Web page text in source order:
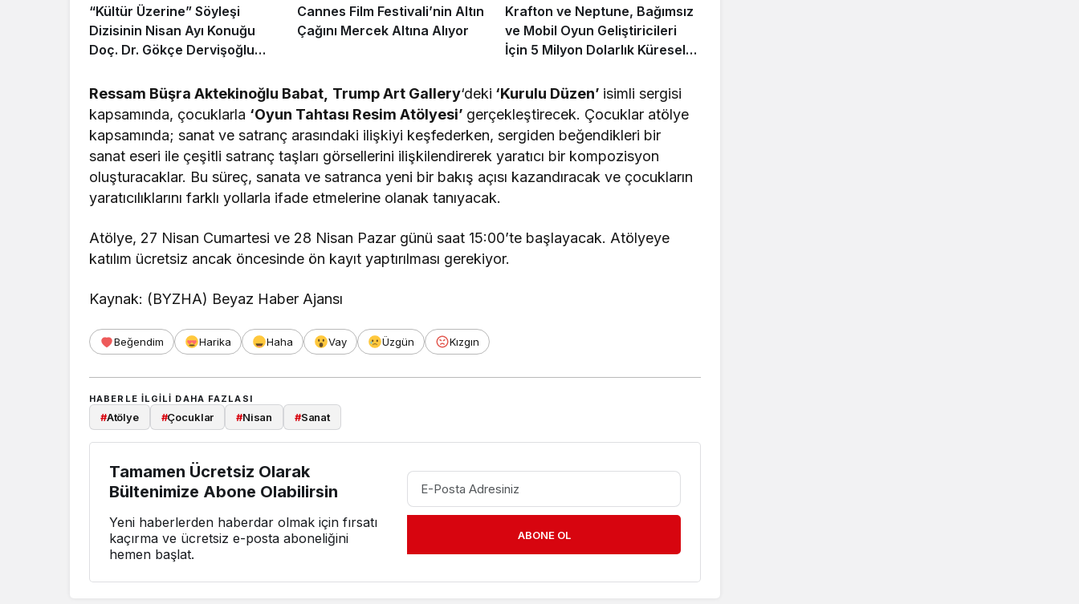
“Kültür Üzerine” Söyleşi
Dizisinin Nisan Ayı Konuğu
Doç. Dr. Gökçe Dervişoğlu
Cannes Film Festivali’nin Altın
Çağını Mercek Altına Alıyor
Krafton ve Neptune, Bağımsız
ve Mobil Oyun Geliştiricileri
İçin 5 Milyon Dolarlık Küresel
Ressam Büşra Aktekinoğlu Babat, Trump Art Gallery‘deki ‘Kurulu Düzen’ isimli sergisi
kapsamında, çocuklarla ‘Oyun Tahtası Resim Atölyesi’ gerçekleştirecek. Çocuklar atölye
kapsamında; sanat ve satranç arasındaki ilişkiyi keşfederken, sergiden beğendikleri bir
sanat eseri ile çeşitli satranç taşları görsellerini ilişkilendirerek yaratıcı bir kompozisyon
oluşturacaklar. Bu süreç, sanata ve satranca yeni bir bakış açısı kazandıracak ve çocukların
yaratıcılıklarını farklı yollarla ifade etmelerine olanak tanıyacak.
Atölye, 27 Nisan Cumartesi ve 28 Nisan Pazar günü saat 15:00’te başlayacak. Atölyeye
katılım ücretsiz ancak öncesinde ön kayıt yaptırılması gerekiyor.
Kaynak: (BYZHA) Beyaz Haber Ajansı
Beğendim Harika Haha Vay Üzgün Kızgın
HABERLE ILGILI DAHA FAZLASI
#Atölye #Çocuklar #Nisan #Sanat
Tamamen Ücretsiz Olarak
Bültenimize Abone Olabilirsin
Yeni haberlerden haberdar olmak için fırsatı
kaçırma ve ücretsiz e-posta aboneliğini
hemen başlat.
ABONE OL